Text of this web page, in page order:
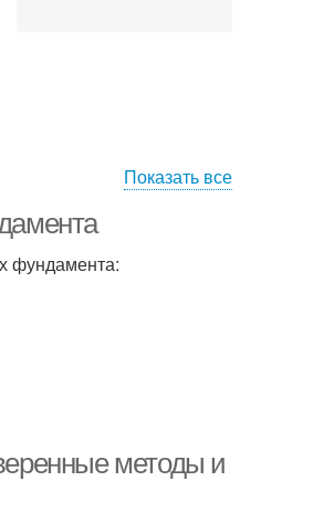
Показать все
фундамента:
методы и